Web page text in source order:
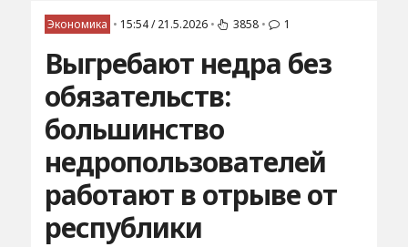
Экономика • 15:54 / 21.5.2026 • 3858 • 1
Выгребают недра без
обязательств:
большинство
недропользователей
работают в отрыве от
республики